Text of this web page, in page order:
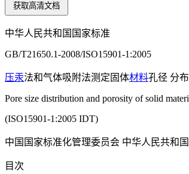
获取高清文档
中华人民共和国国家标准
GB/T21650.1-2008/ISO15901-1:2005
压汞法和气体吸附法测定固体材料孔径 分
Pore size distribution and porosity of solid
(ISO15901-1:2005 IDT)
中国国家标准化管理委员会 中华人民共和
目次